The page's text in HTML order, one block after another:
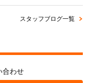
スタッフブログ一覧
合わせ